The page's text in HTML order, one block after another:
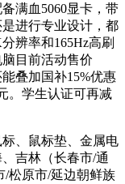
满血5060显卡，带
进行专业设计，都
辨率和165Hz高刷
目前活动售价
叠加国补15%优惠
。学生认证可再减
、鼠标垫、金属电
吉林（长春市/通
/松原市/延边朝鲜族